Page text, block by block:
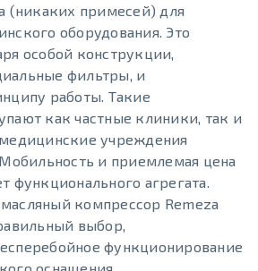
(никаких примесей) для
оборудования. Это
особой конструкции,
фильтры, и
работы. Такие
как частные клиники, так и
учреждения
и приемлемая цена
функционального агрегата.
компрессор Remeza
выбор,
функционирование